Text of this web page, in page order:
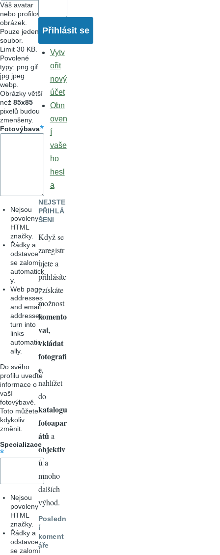
Váš avatar
nebo profilový
obrázek.
Pouze jeden
soubor.
Limit 30 KB.
Povolené
typy: png gif
jpg jpeg
webp.
Obrázky větší
než 85x85
pixelů budou
zmenšeny.
Fotovýbava
Nejsou
povoleny
HTML
značky.
Řádky a
odstavce
se zalomí
automatick
y.
Web page
addresses
and email
addresses
turn into
links
automatic
ally.
Do svého
profilu uveďte
informace o
vaší
fotovýbavě.
Toto můžete
kdykoliv
změnit.
Specializace
Nejsou
povoleny
HTML
značky.
Řádky a
odstavce
se zalomí
Vytv
ořit
nový
účet
Obn
oven
í
vaše
ho
hesl
a
NEJSTE
PŘIHLÁ
ŠENI
Když se
zaregistr
ujete a
přihlásíte
, získáte
možnost
komento
vat,
vkládat
fotografi
e,
nahlížet
do
katalogu
fotoapar
átů a
objektiv
ůa
mnoho
dalších
výhod.
Posledn
í
koment
áře